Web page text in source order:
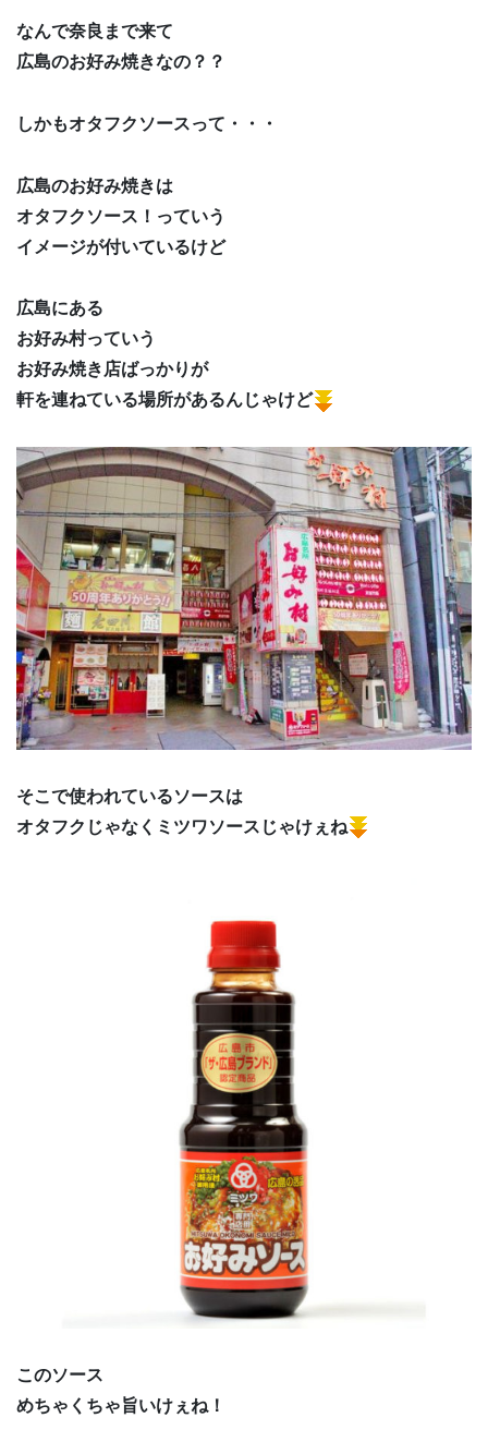
なんで奈良まで来て
広島のお好み焼きなの？？
しかもオタフクソースって・・・
広島のお好み焼きは
オタフクソース！っていう
イメージが付いているけど
広島にある
お好み村っていう
お好み焼き店ばっかりが
軒を連ねている場所があるんじゃけど
そこで使われているソースは
オタフクじゃなくミツワソースじゃけぇね
このソース
めちゃくちゃ旨いけぇね！